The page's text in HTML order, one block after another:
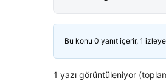
Bu konu 0 yanıt içerir, 1
1 yazı görüntüleniyor